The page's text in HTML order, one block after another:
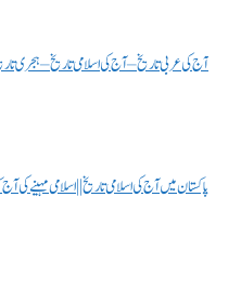
آج کی عربی تاریخ – آج کی اسلامی تاریخ – ہجری
پاکستان میں آج کی اسلامی تاریخ || اسلامی مہینے کی